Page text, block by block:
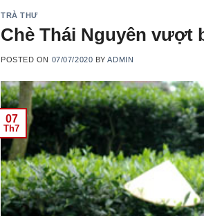
TRÀ THƯ
Chè Thái Nguyên vượt
POSTED ON 07/07/2020 BYADMIN
07
Th7